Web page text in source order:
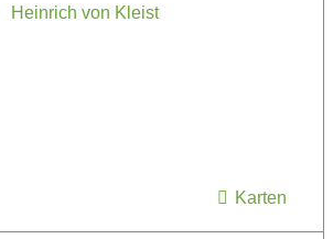
Heinrich von Kleist
Karten